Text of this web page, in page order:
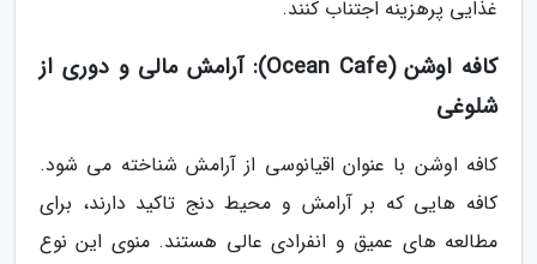
غذایی پرهزینه اجتناب کنند.
کافه اوشن (Ocean Cafe): آرامش مالی و دوری از
شلوغی
کافه اوشن با عنوان اقیانوسی از آرامش شناخته می شود.
کافه هایی که بر آرامش و محیط دنج تاکید دارند، برای
مطالعه های عمیق و انفرادی عالی هستند. منوی این نوع